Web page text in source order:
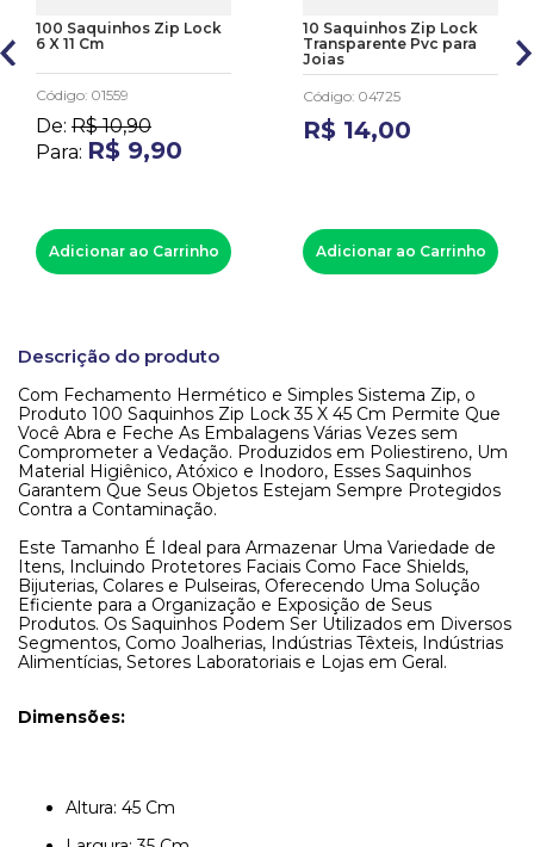
100 Saquinhos Zip Lock
6 X 11 Cm
Código: 01559
De: R$ 10,90
Para: R$ 9,90
Adicionar ao Carrinho
10 Saquinhos Zip Lock
Transparente Pvc para
Joias
Código: 04725
R$ 14,00
Adicionar ao Carrinho
Descrição do produto
Com Fechamento Hermético e Simples Sistema Zip, o
Produto 100 Saquinhos Zip Lock 35 X 45 Cm Permite Que
Você Abra e Feche As Embalagens Várias Vezes sem
Comprometer a Vedação. Produzidos em Poliestireno, Um
Material Higiênico, Atóxico e Inodoro, Esses Saquinhos
Garantem Que Seus Objetos Estejam Sempre Protegidos
Contra a Contaminação.
Este Tamanho É Ideal para Armazenar Uma Variedade de
Itens, Incluindo Protetores Faciais Como Face Shields,
Bijuterias, Colares e Pulseiras, Oferecendo Uma Solução
Eficiente para a Organização e Exposição de Seus
Produtos. Os Saquinhos Podem Ser Utilizados em Diversos
Segmentos, Como Joalherias, Indústrias Têxteis, Indústrias
Alimentícias, Setores Laboratoriais e Lojas em Geral.
Dimensões:
Altura: 45 Cm